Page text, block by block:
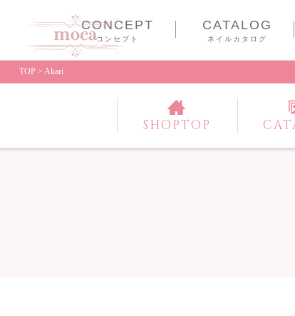
CONCEPT
コンセプト
CATALOG
ネイルカタログ
TOP > Akari
SHOPTOP